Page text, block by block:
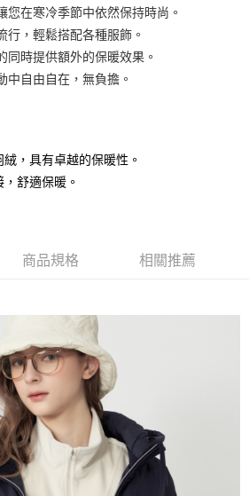
含以上)免運費
含以上)免運費
含以上)免運費
含以上)免運費
您在寒冷季節中依然保持時尚。
行，輕鬆搭配各種服飾。
同時提供額外的保暖效果。
中自由自在，無負擔。
，具有卓越的保暖性。
舒適保暖。
商品規格 相關推薦